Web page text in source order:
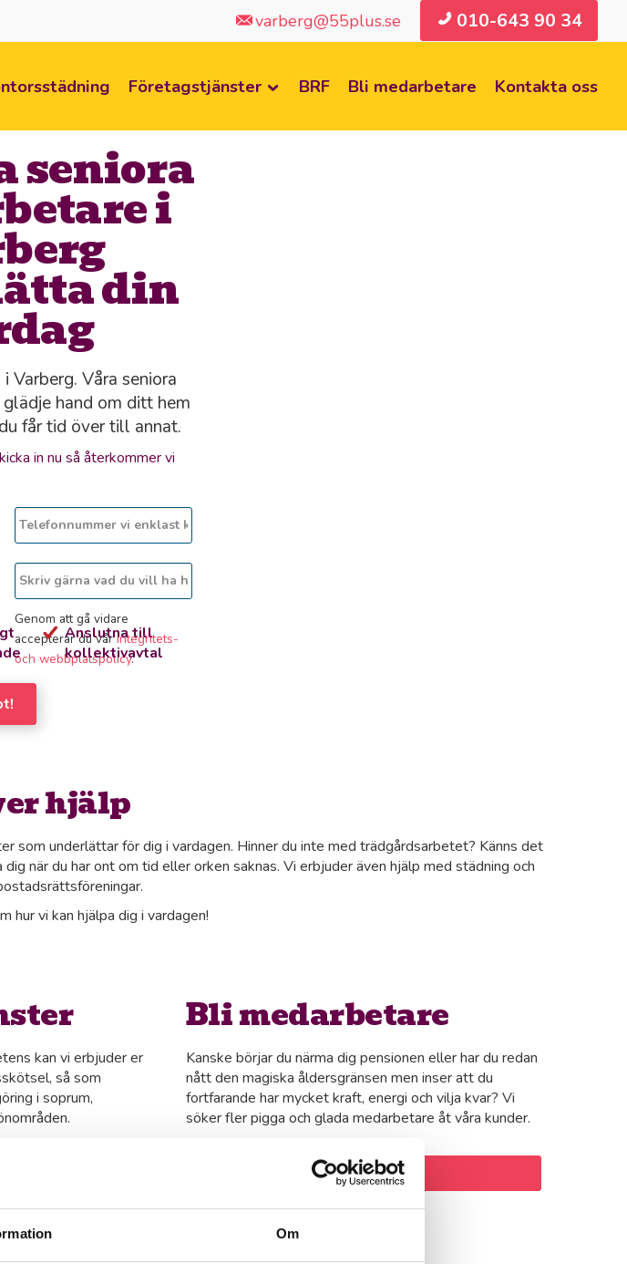
Om
varberg@55plus.se 010-643 90 34
Företagstjänster BRF Bli medarbetare Kontakta oss
seniora
i
din
Varberg. Våra seniora
hand om ditt hem
får tid över till annat.
in nu så återkommer vi
Anslutna till
kollektivavtal
Genom att gå vidare
accepterar du vårintegritets-
och webbplatspolicy.
hjälp
som underlättar för dig i vardagen. Hinner du inte med trädgårdsarbetet? Känns det
när du har ont om tid eller orken saknas. Vi erbjuder även hjälp med städning och
hur vi kan hjälpa dig i vardagen!
kan vi erbjuder er
så som
i soprum,
Bli medarbetare
Kanske börjar du närma dig pensionen eller har du redan
nått den magiska åldersgränsen men inser att du
fortfarande har mycket kraft, energi och vilja kvar? Vi
söker fler pigga och glada medarbetare åt våra kunder.
Jobba med oss